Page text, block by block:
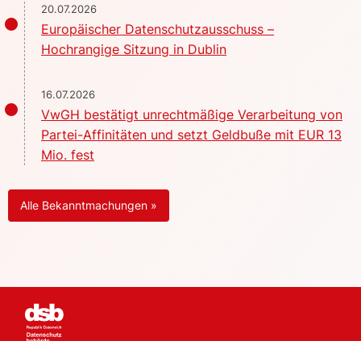
20.07.2026
Europäischer Datenschutzausschuss –
Hochrangige Sitzung in Dublin
16.07.2026
VwGH bestätigt unrechtmäßige Verarbeitung von
Partei-Affinitäten und setzt Geldbuße mit EUR 13
Mio. fest
Alle Bekanntmachungen »